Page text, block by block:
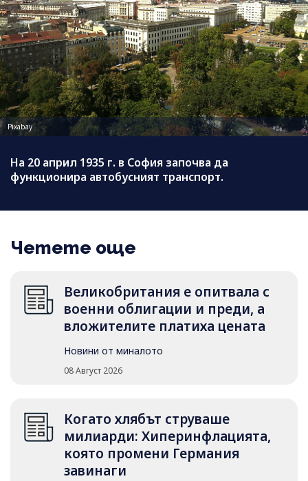
Pixabay
На 20 април 1935 г. в София започва да
функционира автобусният транспорт.
Четете още
Великобритания е опитвала с
военни облигации и преди, а
вложителите платиха цената
Новини от миналото
08 Август 2026
Когато хлябът струваше
милиарди: Хиперинфлацията,
която промени Германия
завинаги